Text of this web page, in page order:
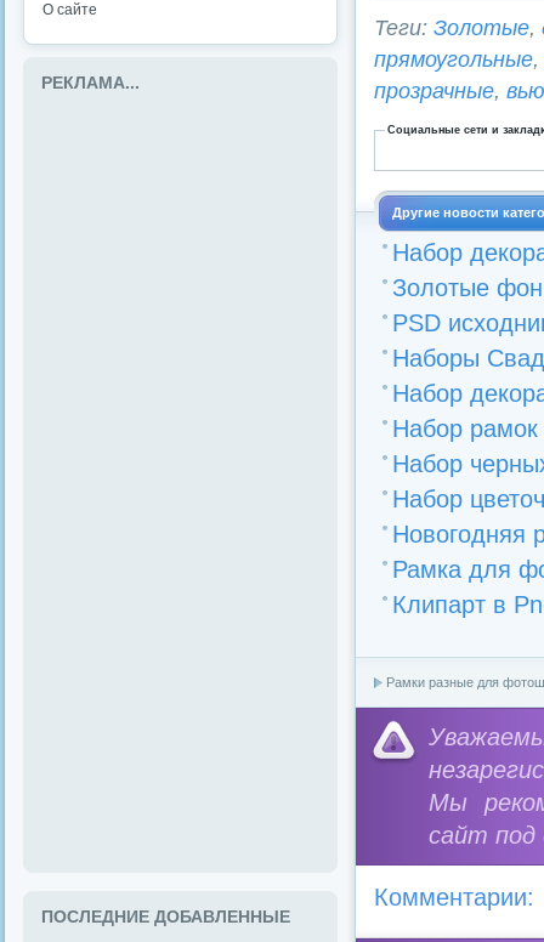
Теги: Золотые,
прямоугольные,
прозрачные,
Социальные сети и
Другие новости
Набор
Золотые
PSD
Наборы
Набор
Набор
Набор
Набор
Новогодняя
Рамка для
Клипарт в
Рамки разные для
Мы
сайт под
Комментарии:
О сайте
РЕКЛАМА...
ПОСЛЕДНИЕ ДОБАВЛЕННЫЕ